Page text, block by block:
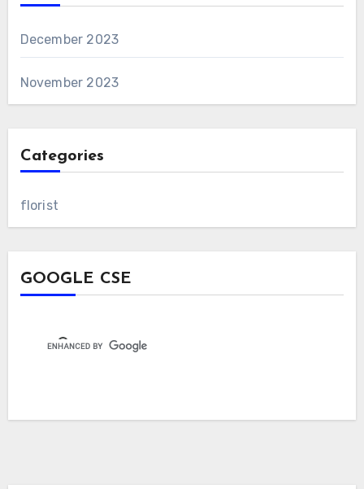
December 2023
November 2023
Categories
florist
GOOGLE CSE